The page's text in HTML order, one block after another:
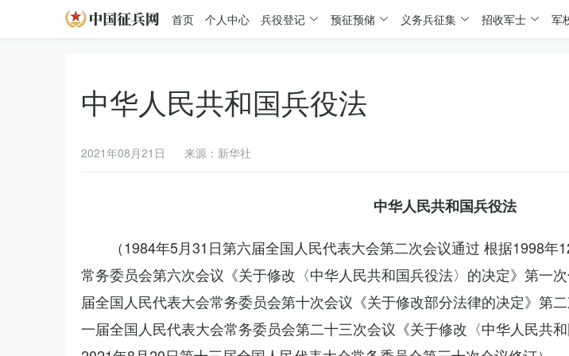
首页 个人中心 兵役登记 预征预储 义务兵征集 招收军士 军
中华人民共和国兵役法
2021年08月21日 来源：新华社
中华人民共和国兵役法
（1984年5月31日第六届全国人民代表大会第二次会议通过 根据1998
常务委员会第六次会议《关于修改〈中华人民共和国兵役法〉的决定》第一
届全国人民代表大会常务委员会第十次会议《关于修改部分法律的决定》第
一届全国人民代表大会常务委员会第二十三次会议《关于修改〈中华人民共